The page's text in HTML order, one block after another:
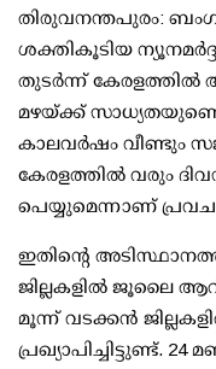
തിരുവനന്തപുരം:
ശക്തികൂടിയ
തുടര്‍ന്ന്
മഴയ്ക്ക്
കാലവര്‍ഷം വീണ്ടും
കേരളത്തില്‍ വരും
പെയ്യുമെന്നാണ്
ഇതിന്റെ
ജില്ലകളില്‍ ജൂലൈ
മൂന്ന് വടക്കന്‍
പ്രഖ്യാപിച്ചിട്ടുണ്ട്. 24